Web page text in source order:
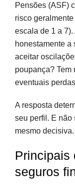
Pensões (ASF)
risco
escala de 1 a
honestamente a
aceitar
poupança? Tem
eventuais
A resposta
seu perfil. E não
mesmo decisiva.
Principais
seguros